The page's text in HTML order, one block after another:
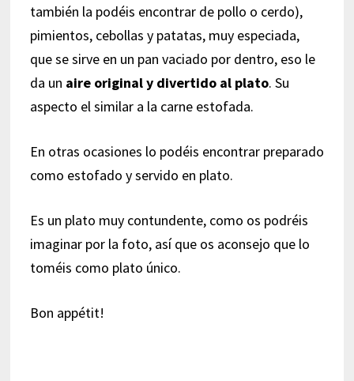
también la podéis encontrar de pollo o cerdo),
pimientos, cebollas y patatas, muy especiada,
que se sirve en un pan vaciado por dentro, eso le
da un aire original y divertido al plato. Su
aspecto el similar a la carne estofada.
En otras ocasiones lo podéis encontrar preparado
como estofado y servido en plato.
Es un plato muy contundente, como os podréis
imaginar por la foto, así que os aconsejo que lo
toméis como plato único.
Bon appétit!